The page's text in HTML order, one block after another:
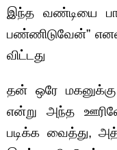
இந்த வண்டியை
பண்ணிடுவேன்”
விட்டது
தன் ஒரே
என்று அந்த
படிக்க வைத்து,